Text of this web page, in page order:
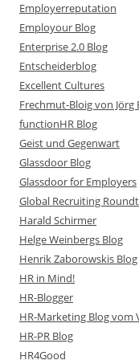
Employerreputation
Employour Blog
Enterprise 2.0 Blog
Entscheiderblog
Excellent Cultures
Frechmut-Bloig von Jörg
functionHR Blog
Geist und Gegenwart
Glassdoor Blog
Glassdoor for Employers
Global Recruiting
Harald Schirmer
Helge Weinbergs Blog
Henrik Zaborowskis Blog
HR in Mind!
HR-Blogger
HR-Marketing Blog vom
HR-PR Blog
HR4Good